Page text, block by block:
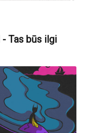
- Tas būs ilgi